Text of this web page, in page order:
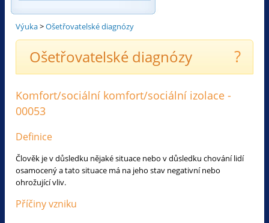
Výuka>Ošetřovatelské diagnózy
Ošetřovatelské diagnózy ?
Komfort/sociální komfort/sociální izolace -
00053
Definice
Člověk je v důsledku nějaké situace nebo v důsledku chování lidí
osamocený a tato situace má na jeho stav negativní nebo
ohrožující vliv.
Příčiny vzniku